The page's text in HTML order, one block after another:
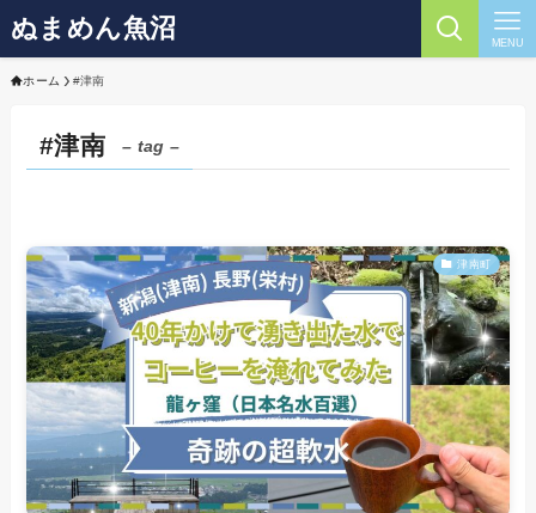
ぬまめん魚沼 MENU
ホーム #津南
#津南 – tag –
津南町